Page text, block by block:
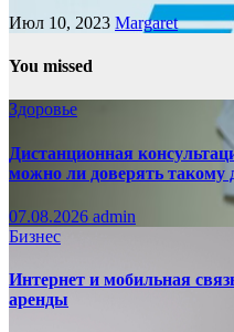
Июл 10, 2023 Margaret
You missed
Здоровье
Дистанционная
можно ли доверять такому
07.08.2026 admin
Бизнес
Интернет и мобильная
аренды